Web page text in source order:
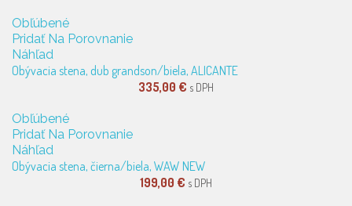
Obľúbené
Pridať Na Porovnanie
Náhľad
Obývacia stena, dub grandson/biela, ALICANTE
335,00 € s DPH
Obľúbené
Pridať Na Porovnanie
Náhľad
Obývacia stena, čierna/biela, WAW NEW
199,00 € s DPH